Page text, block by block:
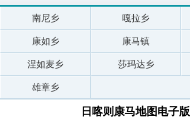
南尼乡 嘎拉乡
康如乡 康马镇
涅如麦乡 莎玛达乡
雄章乡
日喀则康马地图电子版